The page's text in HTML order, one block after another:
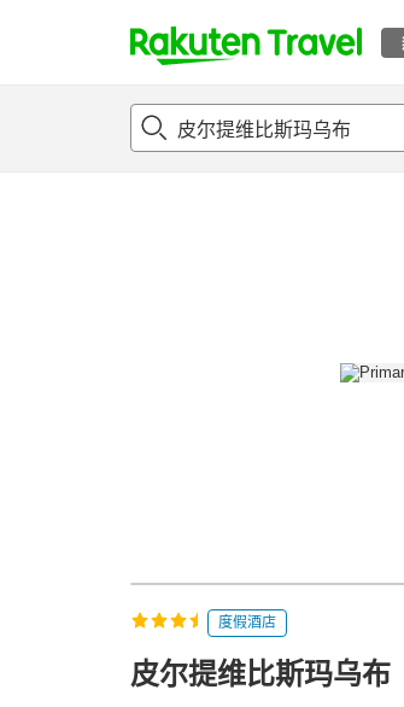
t
p
概况 客房及住宿套餐评论 设施
度假酒店
皮尔提维比斯玛乌布